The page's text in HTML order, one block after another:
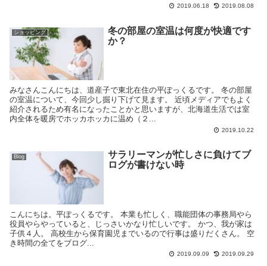
2019.06.18 2019.08.08
ショッピング
冬の部屋の室温は何度が快適です
か？
みなさんこんにちは、道産子で東北在住の平ぽっくるです。 冬の部屋
の室温について、今回少し掘り下げて見ます。 近頃メディアでもよく
紹介されるため有名になったことかと思いますが、北海道生活では室
内全体を暖房でホッカホッカに温め（２...
2019.10.22
Blog
サラリーマンが忙しさに負けてブ
ログが書けない時
こんにちは。平ぽっくるです。 本業も忙しく、職能団体の事務局やら
役員やらやっていると、じっさいかなり忙しいです。 かつ、我が家は
子供４人。 高校生から保育園児までいるので行事は盛りだくさん。 空
き時間の全てをブログ...
2019.09.09 2019.09.29